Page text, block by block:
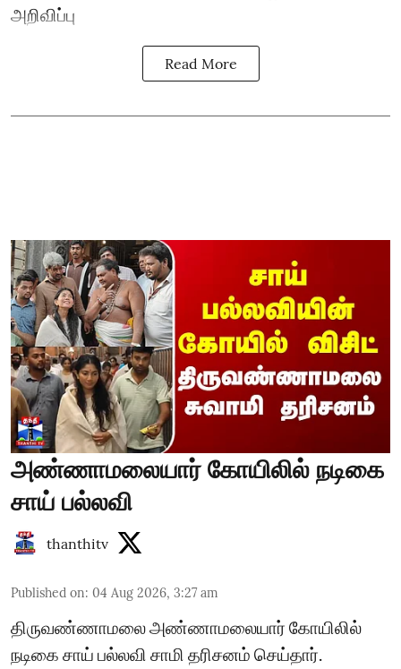
அறிவிப்பு
Read More
அண்ணாமலையார் கோயிலில் நடிகை
சாய் பல்லவி
thanthitv
Published on: 04 Aug 2026, 3:27 am
திருவண்ணாமலை அண்ணாமலையார் கோயிலில்
நடிகை சாய் பல்லவி சாமி தரிசனம் செய்தார்.